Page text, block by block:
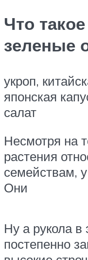
Что
зеленые
укроп,
японская
салат
Несмотря на
растения
семействам,
Они
Ну а рукола в
постепенно